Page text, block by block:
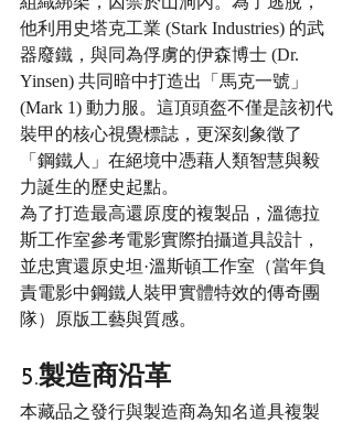
他利用史塔克工業 (Stark Industries) 的武
器廢鐵，與同為俘虜的伊森博士 (Dr.
Yinsen) 共同暗中打造出「馬克一號」
(Mark 1) 動力服。這頂頭盔不僅是該初代
裝甲的核心視覺標誌，更深刻象徵了
「鋼鐵人」在絕境中憑藉人類智慧與毅
力誕生的歷史起點。
為了打造最高還原度的複製品，溫德拉
斯工作室參考電影實際拍攝道具設計，
並忠實還原史坦·溫斯頓工作室（當年負
責電影中鋼鐵人裝甲實體特效的傳奇團
隊）原版工藝與質感。
5.製造商沿革
本藏品之發行與製造商為知名道具複製